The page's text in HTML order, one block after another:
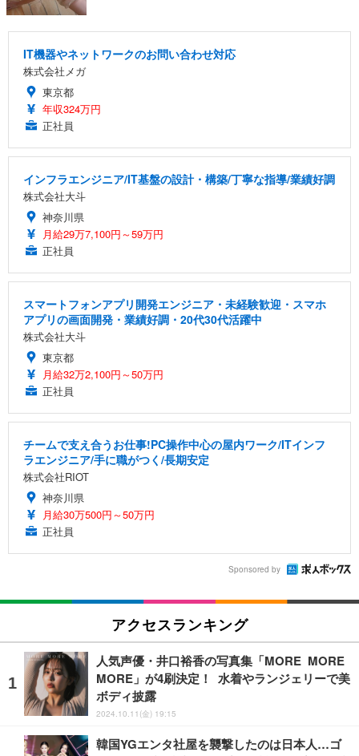
IT機器やネットワークのお問い合わせ対応
株式会社メガ
東京都
年収324万円
正社員
インフラエンジニア/IT基盤の設計・構築/丁寧な指導/業績好調
株式会社大斗
神奈川県
月給29万7,100円～59万円
正社員
スマートフォンアプリ開発エンジニア・未経験歓迎・スマホ
アプリの画面開発・業績好調・20代30代活躍中
株式会社大斗
東京都
月給32万2,100円～50万円
正社員
チームで支え合うお仕事!PC操作中心の屋内ワーク/ITインフ
ラエンジニア/手に職がつく/長期安定
株式会社RIOT
神奈川県
月給30万500円～50万円
正社員
Sponsored by
アクセスランキング
人気声優・井口裕香の写真集「MORE MORE
MORE」が4刷決定！ 水着やランジェリーで美
ボディ披露
2024.10.11(金) 19:15
韓国YGエンタ社屋を襲撃したのは日本人…ゴ